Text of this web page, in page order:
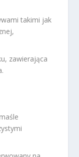
takimi jak
zawierająca